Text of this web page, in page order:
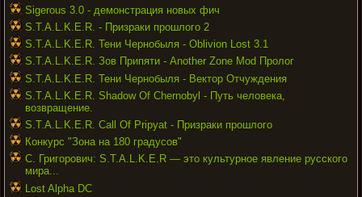
Sigerous 3.0 - демонстрация новых фич
S.T.A.L.K.E.R. - Призраки прошлого 2
S.T.A.L.K.E.R. Тени Чернобыля - Oblivion Lost 3.1
S.T.A.L.K.E.R. Зов Припяти - Another Zone Mod Пролог
S.T.A.L.K.E.R. Тени Чернобыля - Вектор Отчуждения
S.T.A.L.K.E.R. Shadow Of Chernobyl - Путь человека,
возвращение.
S.T.A.L.K.E.R. Call Of Pripyat - Призраки прошлого
Конкурс "Зона на 180 градусов"
С. Григорович: S.T.A.L.K.E.R — это культурное явление русского
мира...
Lost Alpha DC